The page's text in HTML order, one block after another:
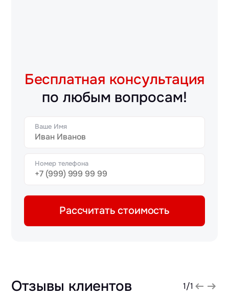
Бесплатная консультация
по любым вопросам!
Ваше Имя
Номер телефона
Рассчитать стоимость
Отзывы клиентов 1/1